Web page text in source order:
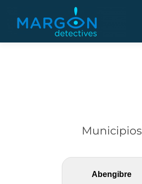
contenido
Municipios
Abengibre